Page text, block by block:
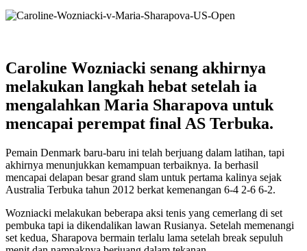
Caroline Wozniacki senang akhirnya
melakukan langkah hebat setelah ia
mengalahkan Maria Sharapova untuk
mencapai perempat final AS Terbuka.
Pemain Denmark baru-baru ini telah berjuang dalam latihan, tapi
akhirnya menunjukkan kemampuan terbaiknya. Ia berhasil
mencapai delapan besar grand slam untuk pertama kalinya sejak
Australia Terbuka tahun 2012 berkat kemenangan 6-4 2-6 6-2.
Wozniacki melakukan beberapa aksi tenis yang cemerlang di set
pembuka tapi ia dikendalikan lawan Rusianya. Setelah memenangi
set kedua, Sharapova bermain terlalu lama setelah break sepuluh